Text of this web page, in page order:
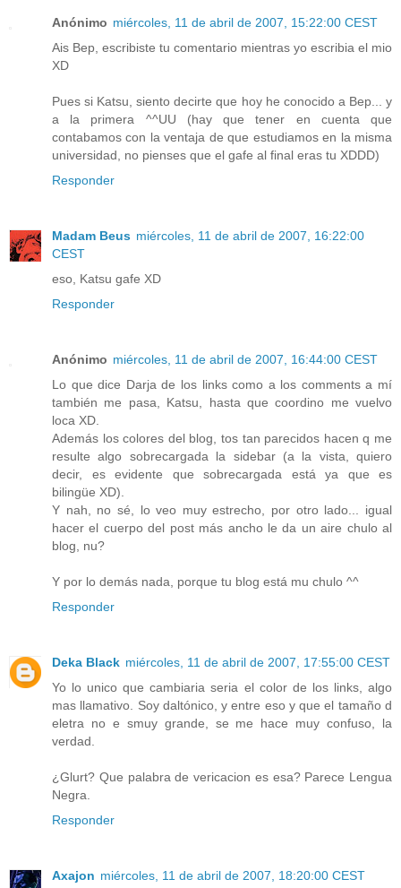
Anónimo miércoles, 11 de abril de 2007, 15:22:00 CEST
Ais Bep, escribiste tu comentario mientras yo escribia el mio
XD
Pues si Katsu, siento decirte que hoy he conocido a Bep... y
a la primera ^^UU (hay que tener en cuenta que
contabamos con la ventaja de que estudiamos en la misma
universidad, no pienses que el gafe al final eras tu XDDD)
Responder
Madam Beus miércoles, 11 de abril de 2007, 16:22:00
CEST
eso, Katsu gafe XD
Responder
Anónimo miércoles, 11 de abril de 2007, 16:44:00 CEST
Lo que dice Darja de los links como a los comments a mí
también me pasa, Katsu, hasta que coordino me vuelvo
loca XD.
Además los colores del blog, tos tan parecidos hacen q me
resulte algo sobrecargada la sidebar (a la vista, quiero
decir, es evidente que sobrecargada está ya que es
bilingüe XD).
Y nah, no sé, lo veo muy estrecho, por otro lado... igual
hacer el cuerpo del post más ancho le da un aire chulo al
blog, nu?
Y por lo demás nada, porque tu blog está mu chulo ^^
Responder
Deka Black miércoles, 11 de abril de 2007, 17:55:00 CEST
Yo lo unico que cambiaria seria el color de los links, algo
mas llamativo. Soy daltónico, y entre eso y que el tamaño d
eletra no e smuy grande, se me hace muy confuso, la
verdad.
¿Glurt? Que palabra de vericacion es esa? Parece Lengua
Negra.
Responder
Axajon miércoles, 11 de abril de 2007, 18:20:00 CEST